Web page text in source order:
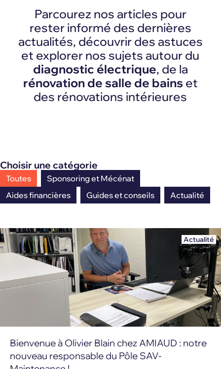
Parcourez nos articles pour
rester informé des dernières
actualités, découvrir des astuces
et explorer nos sujets autour du
diagnostic électrique, de la
rénovation de salle de bains et
des rénovations intérieures
Choisir une catégorie
Toutes
Sponsoring et Mécénat
Aides financières
Guides et conseils Actualité
Actualité
Bienvenue à Olivier Blain chez AMIAUD : notre
nouveau responsable du Pôle SAV-